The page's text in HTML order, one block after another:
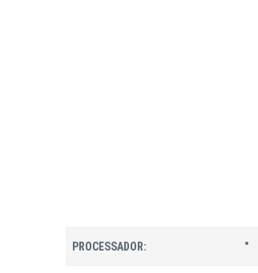
PROCESSADOR: